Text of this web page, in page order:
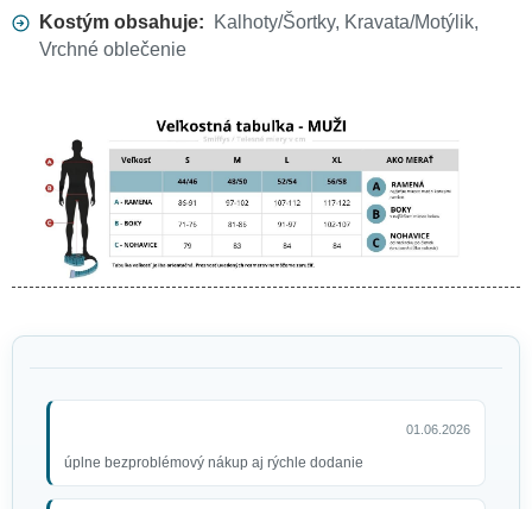
Kostým obsahuje:
Kalhoty/Šortky, Kravata/Motýlik,
Vrchné oblečenie
01.06.2026
úplne bezproblémový nákup aj rýchle dodanie